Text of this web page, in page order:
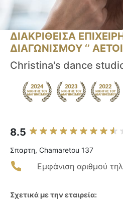
ΔΙΑΚΡΙΘΕΙΣΑ
ΔΙΑΓΩΝΙΣΜΟΥ ‘’ ΑΕΤΟΙ
Christina's dance
8.5
Σπαρτη, Chamaretou 137
Εμφάνιση αριθμού
Σχετικά με την εταιρεία: